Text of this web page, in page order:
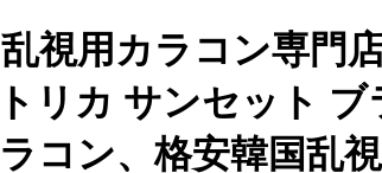
視用カラコン専門
リカ サンセット
コン、格安韓国乱